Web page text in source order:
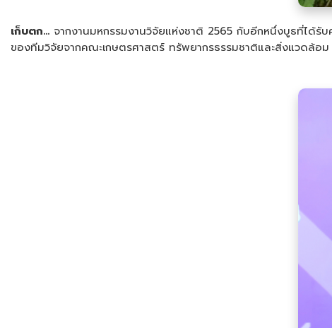
เก็บตก... จากงานมหกรรมงานวิจัยแห่งชาติ 2565 กับอีกหนึ่งบูธที่ได้รั
ของทีมวิจัยจากคณะเกษตรศาสตร์ ทรัพยากรธรรมชาติและสิ่งแวดล้อ